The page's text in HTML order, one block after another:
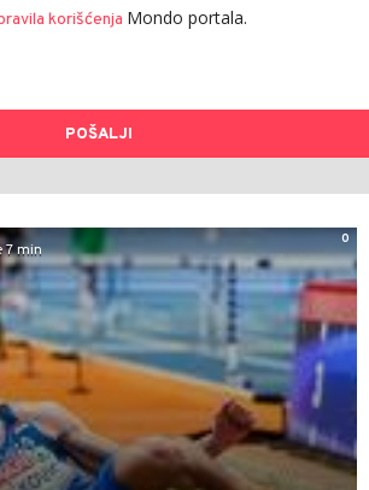
korišćenja Mondo portala.
POŠALJI
0
7 min